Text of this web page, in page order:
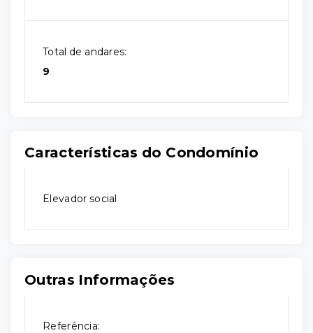
Total de andares:
9
Características do Condomínio
Elevador social
Outras Informações
Referência: